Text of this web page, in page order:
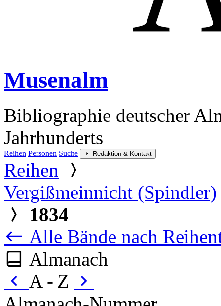
Musenalm
Bibliographie deutscher
Jahrhunderts
Reihen Personen Suche Redaktion & Kontakt
Reihen
Vergißmeinnicht (Spindler)
1834
Alle Bände nach
Almanach
A - Z